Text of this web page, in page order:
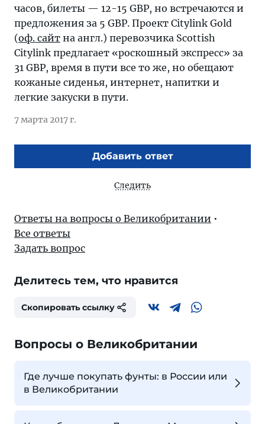
часов, билеты — 12-15 GBP, но встречаются и
предложения за 5 GBP. Проект Citylink Gold
(оф. сайт на англ.) перевозчика Scottish
Citylink предлагает «роскошный экспресс» за
31 GBP, время в пути все то же, но обещают
кожаные сиденья, интернет, напитки и
легкие закуски в пути.
7 марта 2017 г.
Добавить ответ
Следить
Ответы на вопросы о Великобритании •
Все ответы
Задать вопрос
Делитесь тем, что нравится
Скопировать ссылку
Вопросы о Великобритании
Где лучше покупать фунты: в России или
в Великобритании